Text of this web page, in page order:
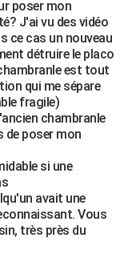
poser mon
J'ai vu des vidéo
ce cas un nouveau
détruire le placo
est tout
qui me sépare
fragile)
chambranle
de poser mon
si une
avait une
Vous
très près du